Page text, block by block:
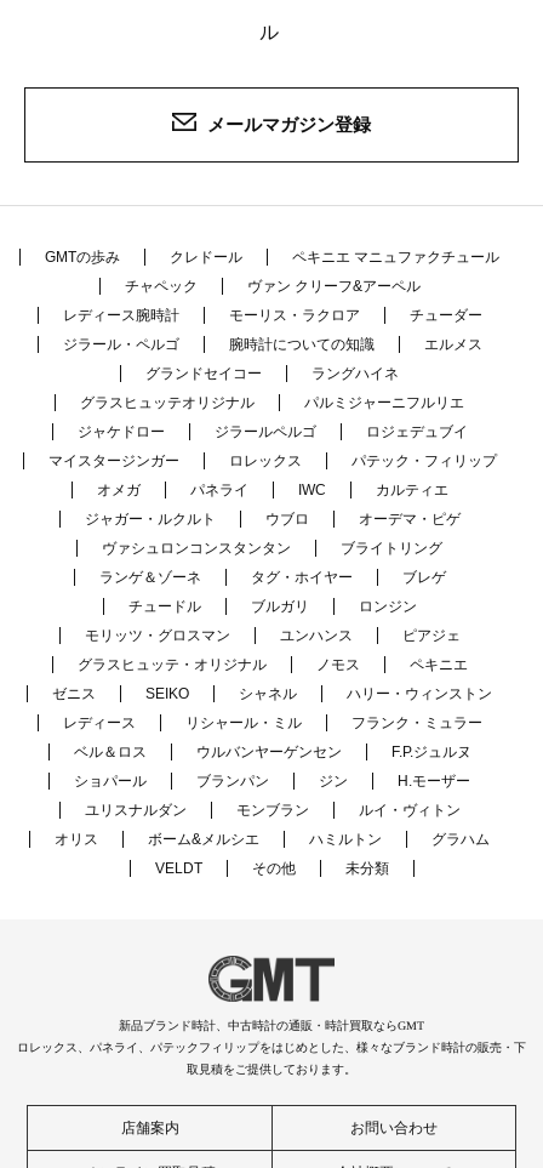
ル
メールマガジン登録
GMTの歩み クレドール
ペキニエ マニュファクチュール
チャペック
ヴァン クリーフ&アーペル
レディース腕時計
モーリス・ラクロア
チューダー
ジラール・ペルゴ
腕時計についての知識
エルメス
グランドセイコー
ラングハイネ
グラスヒュッテオリジナル
パルミジャーニフルリエ
ジャケドロー
ジラールペルゴ
ロジェデュブイ
マイスタージンガー
ロレックス
パテック・フィリップ
オメガ
パネライ IWC
カルティエ
ジャガー・ルクルト
ウブロ
オーデマ・ピゲ
ヴァシュロンコンスタンタン
ブライトリング
ランゲ＆ゾーネ
タグ・ホイヤー
ブレゲ
チュードル
ブルガリ
ロンジン
モリッツ・グロスマン
ユンハンス
ピアジェ
グラスヒュッテ・オリジナル
ノモス
ペキニエ
ゼニス
SEIKO シャネル
ハリー・ウィンストン
レディース
リシャール・ミル
フランク・ミュラー
ベル＆ロス
ウルバンヤーゲンセン
F.P.ジュルヌ
ショパール
ブランパン ジン
H.モーザー
ユリスナルダン
モンブラン
ルイ・ヴィトン
オリス
ボーム&メルシエ ハミルトン
グラハム
VELDT
その他 未分類
新品ブランド時計、中古時計の通販・時計買取ならGMT
ロレックス、パネライ、パテックフィリップをはじめとした、様々なブランド時計の販売・下
取見積をご提供しております。
店舗案内 お問い合わせ